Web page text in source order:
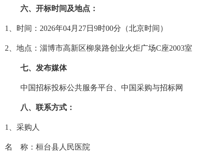
六、开标时间及地点：
1、时间： 2026年04月 27日 9时00分（北京时间）
2、地点：淄博市高新区柳泉路创业火炬广场C座2003室
七、发布媒体
中国招标投标公共服务平台、中国采购与招标网
八、联系方式：
1、采购人
名 称： 桓台县人民医院